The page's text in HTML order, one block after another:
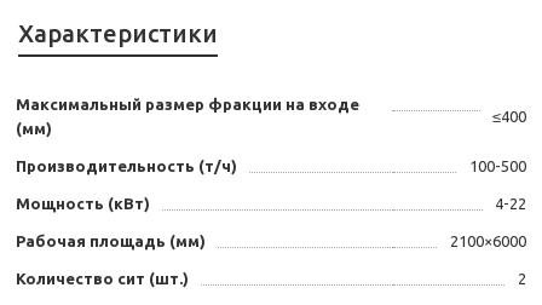
Характеристики
Максимальный размер фракции на входе
(мм)
≤400
Производительность (т/ч) 100-500
Мощность (кВт) 4-22
Рабочая площадь (мм) 2100×6000
Количество сит (шт.) 2